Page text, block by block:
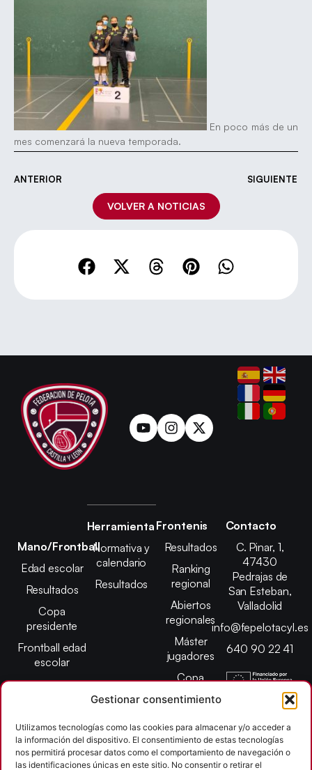
Gestionar consentimiento
Utilizamos tecnologías como las cookies para almacenar y/o acceder a
la información del dispositivo. El consentimiento de estas tecnologías
nos permitirá procesar datos como el comportamiento de navegación o
las identificaciones únicas en este sitio. No consentir o retirar el
En poco más de un
mes comenzará la nueva temporada.
ANTERIOR SIGUIENTE
VOLVER A NOTICIAS
Mano/Frontball
Edad escolar
Resultados
Copa
presidente
Frontball edad
escolar
Herramienta
Normativa y
calendario
Resultados
Frontenis
Resultados
Ranking
regional
Abiertos
regionales
Máster
jugadores
Copa
presidente
escolar
Campeonato
provincial
Contacto
C. Pinar, 1,
47430
Pedrajas de
San Esteban,
Valladolid
info@fepelotacyl.es
640 90 22 41